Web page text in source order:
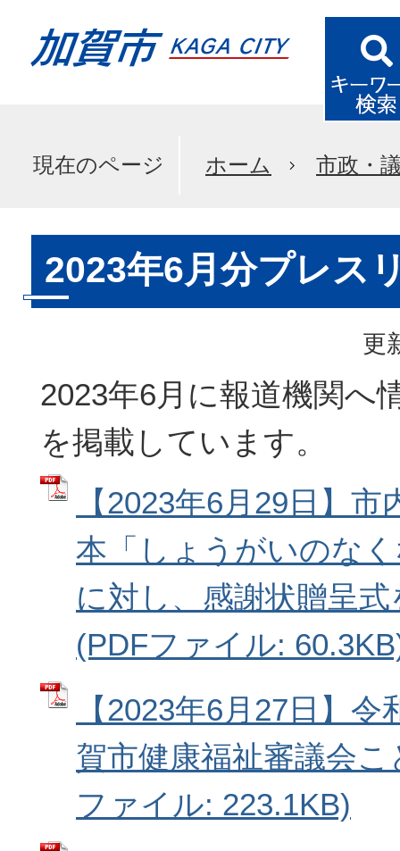
現在のページ ホーム 市政・
2023年6月分プレス
更
2023年6月に報道機関へ
を掲載しています。
【2023年6月29日】
本「しょうがいのな
に対し、感謝状贈呈
(PDFファイル:
【2023年6月27日】
賀市健康福祉審議会
ファイル: 223.1KB)